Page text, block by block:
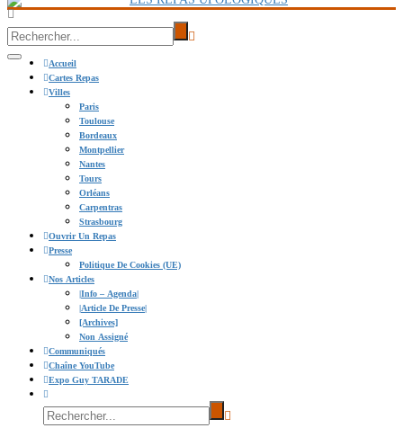
Accueil
Cartes Repas
Villes
Paris
Toulouse
Bordeaux
Montpellier
Nantes
Tours
Orléans
Carpentras
Strasbourg
Ouvrir Un Repas
Presse
Politique De Cookies (UE)
Nos Articles
|info – Agenda|
|Article De Presse|
[Archives]
Non Assigné
Communiqués
Chaîne YouTube
Expo Guy TARADE